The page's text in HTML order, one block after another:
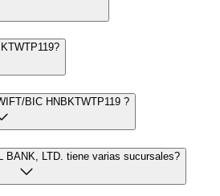
BIC HNBKTWTP119 ?
BANK, LTD. tiene varias sucursales?